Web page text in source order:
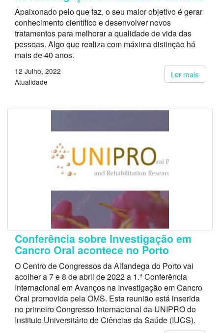
Apaixonado pelo que faz, o seu maior objetivo é gerar
conhecimento científico e desenvolver novos
tratamentos para melhorar a qualidade de vida das
pessoas. Algo que realiza com máxima distinção há
mais de 40 anos.
Ler mais
12 Julho, 2022
Atualidade
Conferência sobre Investigação em
Cancro Oral acontece no Porto
O Centro de Congressos da Alfandega do Porto vai
acolher a 7 e 8 de abril de 2022 a 1.ª Conferência
Internacional em Avanços na Investigação em Cancro
Oral promovida pela OMS. Esta reunião está inserida
no primeiro Congresso Internacional da UNIPRO do
Instituto Universitário de Ciências da Saúde (IUCS).